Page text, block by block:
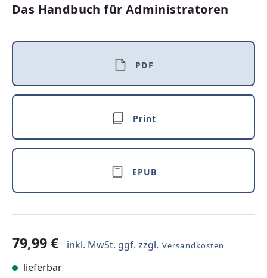
Das Handbuch für Administratoren
PDF
Print
EPUB
79,99 € inkl. MwSt. ggf. zzgl. Versandkosten
lieferbar